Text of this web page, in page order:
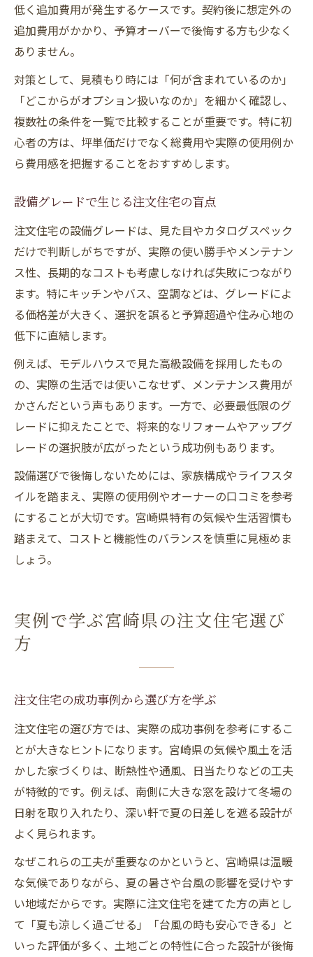
低く追加費用が発生するケースです。契約後に想定外の
追加費用がかかり、予算オーバーで後悔する方も少なく
ありません。
対策として、見積もり時には「何が含まれているのか」
「どこからがオプション扱いなのか」を細かく確認し、
複数社の条件を一覧で比較することが重要です。特に初
心者の方は、坪単価だけでなく総費用や実際の使用例か
ら費用感を把握することをおすすめします。
設備グレードで生じる注文住宅の盲点
注文住宅の設備グレードは、見た目やカタログスペック
だけで判断しがちですが、実際の使い勝手やメンテナン
ス性、長期的なコストも考慮しなければ失敗につながり
ます。特にキッチンやバス、空調などは、グレードによ
る価格差が大きく、選択を誤ると予算超過や住み心地の
低下に直結します。
例えば、モデルハウスで見た高級設備を採用したもの
の、実際の生活では使いこなせず、メンテナンス費用が
かさんだという声もあります。一方で、必要最低限のグ
レードに抑えたことで、将来的なリフォームやアップグ
レードの選択肢が広がったという成功例もあります。
設備選びで後悔しないためには、家族構成やライフスタ
イルを踏まえ、実際の使用例やオーナーの口コミを参考
にすることが大切です。宮崎県特有の気候や生活習慣も
踏まえて、コストと機能性のバランスを慎重に見極めま
しょう。
実例で学ぶ宮崎県の注文住宅選び
方
注文住宅の成功事例から選び方を学ぶ
注文住宅の選び方では、実際の成功事例を参考にするこ
とが大きなヒントになります。宮崎県の気候や風土を活
かした家づくりは、断熱性や通風、日当たりなどの工夫
が特徴的です。例えば、南側に大きな窓を設けて冬場の
日射を取り入れたり、深い軒で夏の日差しを遮る設計が
よく見られます。
なぜこれらの工夫が重要なのかというと、宮崎県は温暖
な気候でありながら、夏の暑さや台風の影響を受けやす
い地域だからです。実際に注文住宅を建てた方の声とし
て「夏も涼しく過ごせる」「台風の時も安心できる」と
いった評価が多く、土地ごとの特性に合った設計が後悔